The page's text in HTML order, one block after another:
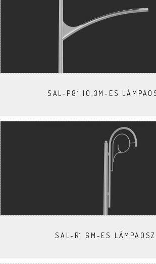
SAL-P81 10,3M-ES
SAL-R1 6M-ES